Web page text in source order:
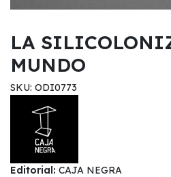
LA
MUNDO
SKU: ODI0773
Editorial: CAJA NEGRA